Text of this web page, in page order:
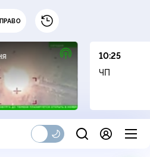
ПРАВО
10:25
ЧП